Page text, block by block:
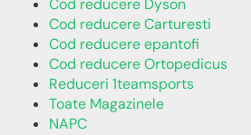
Cod reducere Carturesti
Cod reducere epantofi
Cod reducere Ortopedicus
Reduceri 1teamsports
Toate Magazinele
NAPC